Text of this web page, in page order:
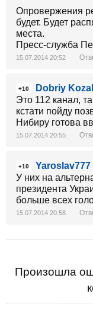
Опровержения
будет. Будет
места.
Пресс-служба
15.07.2014 20:52
+10
Dobriy
Это 112 канал,
кстати пойду
Нибиру готова
15.07.2014 20:55
+10
Yaroslav777
У них на
президента
больше всех
15.07.2014 20:58
Произошла